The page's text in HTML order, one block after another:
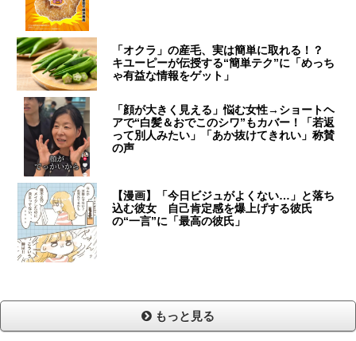
「オクラ」の産毛、実は簡単に取れる！？
キユーピーが伝授する“簡単テク”に「めっち
ゃ有益な情報をゲット」
「顔が大きく見える」悩む女性→ショートヘ
アで“白髪＆おでこのシワ”もカバー！「若返
って別人みたい」「あか抜けてきれい」称賛
の声
【漫画】「今日ビジュがよくない…」と落ち
込む彼女 自己肯定感を爆上げする彼氏
の“一言”に「最高の彼氏」
もっと見る